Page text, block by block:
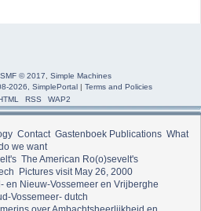
SMF © 2017
Simple Machines
2026, SimplePortal| Terms and Policies
RSS WAP2
Contact Gastenboek Publications What
we want
The American Ro(o)sevelt's
Pictures visit May 26, 2000
en Nieuw-Vossemeer en Vrijberghe
Vossemeer- dutch